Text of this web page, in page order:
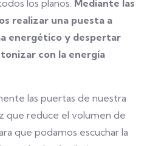
los planos. Mediante las
realizar una puesta a
energético y despertar
con la energía
las puertas de nuestra
que reduce el volumen de
que podamos escuchar la